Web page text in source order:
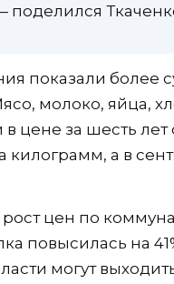
показали более
молоко, яйца,
за шесть лет
килограмм, а в
цен по
повысилась на
могут